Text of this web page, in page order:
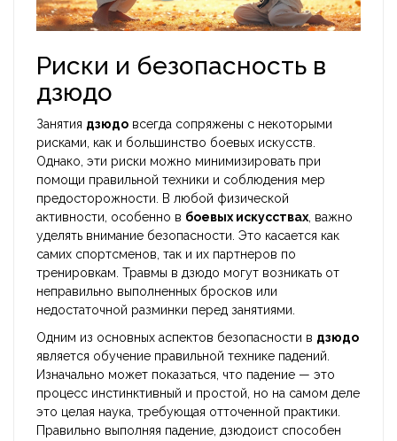
Риски и безопасность в
дзюдо
Занятия дзюдо всегда сопряжены с некоторыми
рисками, как и большинство боевых искусств.
Однако, эти риски можно минимизировать при
помощи правильной техники и соблюдения мер
предосторожности. В любой физической
активности, особенно в боевых искусствах , важно
уделять внимание безопасности. Это касается как
самих спортсменов, так и их партнеров по
тренировкам. Травмы в дзюдо могут возникать от
неправильно выполненных бросков или
недостаточной разминки перед занятиями.
Одним из основных аспектов безопасности в дзюдо
является обучение правильной технике падений.
Изначально может показаться, что падение — это
процесс инстинктивный и простой, но на самом деле
это целая наука, требующая отточенной практики.
Правильно выполняя падение, дзюдоист способен